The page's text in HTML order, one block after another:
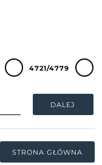
DALEJ
4721/4779
STRONA GŁÓWNA